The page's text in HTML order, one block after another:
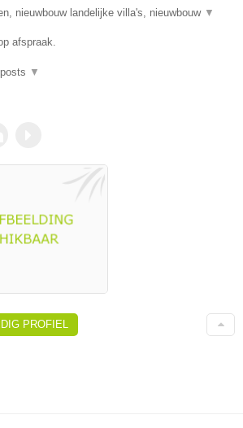
nieuwbouw landelijke villa's, nieuwbouw ▼
afspraak.
▼
PROFIEL